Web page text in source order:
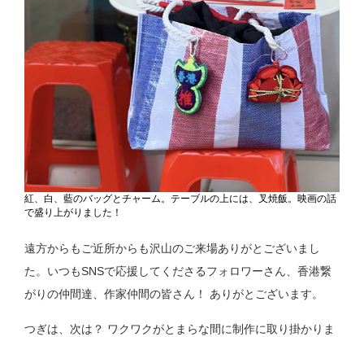
紅、白、藍のバッグとチャーム。テーブルの上には、叉焼飯。映画の話
で盛り上がりました！
遠方からもご近所からも沢山のご来場ありがとございまし
た。いつもSNSで応援してくださるフォロワーさん、香港繋
がりの仲間達、作家仲間の皆さん！ ありがとございます。
つぎは、次は？ ワクワクがとまらな間に制作に取り掛かりま